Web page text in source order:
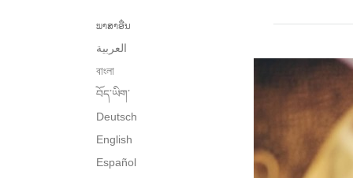
ພາສາອື່ນ
العربية
বাংলা
བོད་ཡིག་
Deutsch
English
Español